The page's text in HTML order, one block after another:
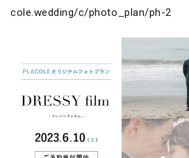
cole.wedding/c/photo_plan/ph-2